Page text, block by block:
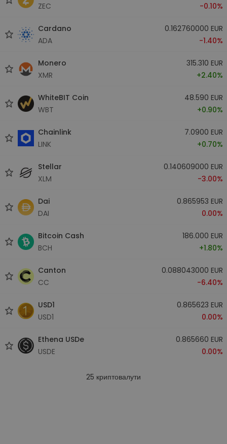
ZEC
-0.10%
Cardano
ADA
0.162760000 EUR
-1.40%
Monero
XMR
315.310 EUR
+2.40%
WhiteBIT Coin
WBT
48.590 EUR
+0.90%
Chainlink
LINK
7.0900 EUR
+0.70%
Stellar
XLM
0.140609000 EUR
-3.00%
Dai
DAI
0.865953 EUR
0.00%
Bitcoin Cash
BCH
186.000 EUR
+1.80%
Canton
CC
0.088043000 EUR
-6.40%
USD1
USD1
0.865623 EUR
0.00%
Ethena USDe
USDE
0.865660 EUR
0.00%
25 криптовалути